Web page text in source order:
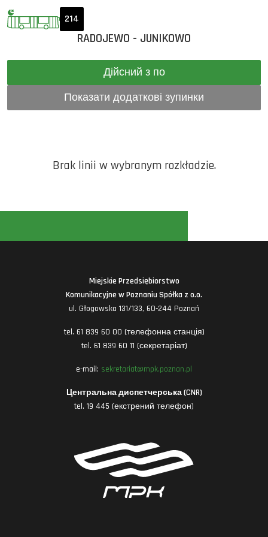
214
RADOJEWO - JUNIKOWO
Дійсний з по
Показати додаткові зупинки
Brak linii w wybranym rozkładzie.
Miejskie Przedsiębiorstwo
Komunikacyjne w Poznaniu Spółka z o.o.
ul. Głogowska 131/133, 60-244 Poznań
tel. 61 839 60 00 (телефонна станція)
tel. 61 839 60 11 (секретаріат)
e-mail: sekretariat@mpk.poznan.pl
Центральна диспетчерська (CNR)
tel. 19 445 (екстрений телефон)